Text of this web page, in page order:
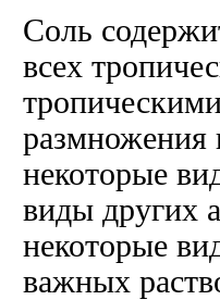
Соль
всех
размножения
некоторые
виды других
некоторые
важных